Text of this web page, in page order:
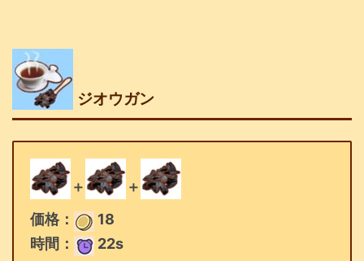
ジオウガン
＋
＋
価格：
18
時間：
22s